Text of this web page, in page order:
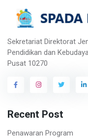
Sekretariat Direktorat
Pendidikan dan
Pusat 10270
Recent Post
Penawaran Program